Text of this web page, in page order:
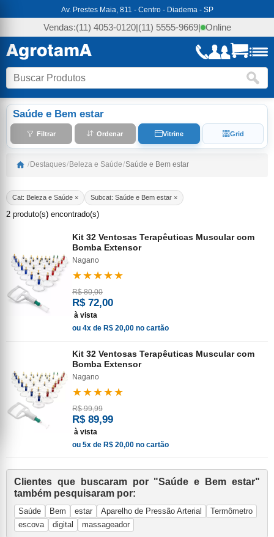
Av. Prestes Maia, 811 - Centro - Diadema - SP
Vendas:(11) 4053-0120|(11) 5555-9669| Online
Saúde e Bem estar
Filtrar Ordenar Vitrine Grid
/ Destaques/ Beleza e Saúde/Saúde e Bem estar
Cat: Beleza e Saúde × Subcat: Saúde e Bem estar ×
2 produto(s) encontrado(s)
Kit 32 Ventosas Terapêuticas Muscular com
Bomba Extensor
Nagano
★★★★★
R$ 80,00
R$ 72,00
à vista
ou 4x de R$ 20,00 no cartão
Kit 32 Ventosas Terapêuticas Muscular com
Bomba Extensor
Nagano
★★★★★
R$ 99,99
R$ 89,99
à vista
ou 5x de R$ 20,00 no cartão
Clientes que buscaram por "Saúde e Bem estar"
também pesquisaram por:
Saúde Bem estar Aparelho de Pressão Arterial
Termômetro
escova
digital massageador